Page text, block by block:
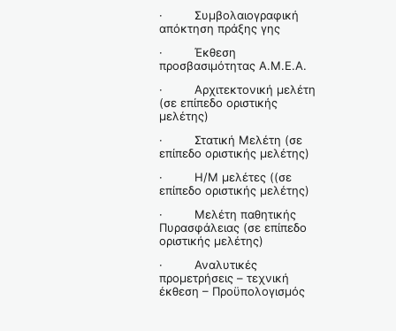
· Συμβολαιογραφική
απόκτηση πράξης γης
· Έκθεση
προσβασιμότητας Α.Μ.Ε.Α.
· Αρχιτεκτονική μελέτη
(σε επίπεδο οριστικής
μελέτης)
· Στατική Μελέτη (σε
επίπεδο οριστικής μελέτης)
· Η/Μ μελέτες ((σε
επίπεδο οριστικής μελέτης)
· Μελέτη παθητικής
Πυρασφάλειας (σε επίπεδο
οριστικής μελέτης)
· Αναλυτικές
προμετρήσεις – τεχνική
έκθεση – Προϋπολογισμός